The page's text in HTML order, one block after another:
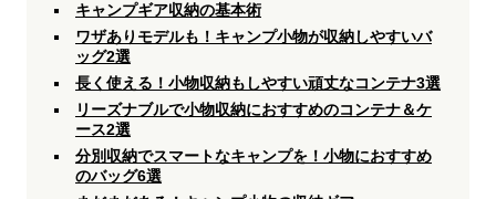
キャンプギア収納の基本術
ワザありモデルも！キャンプ小物が収納しやすいバ
ッグ2選
長く使える！小物収納もしやすい頑丈なコンテナ3選
リーズナブルで小物収納におすすめのコンテナ＆ケ
ース2選
分別収納でスマートなキャンプを！小物におすすめ
のバッグ6選